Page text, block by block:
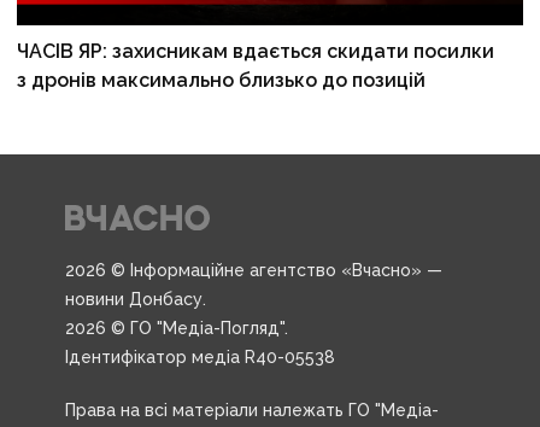
ЧАСІВ ЯР: захисникам вдається скидати посилки
з дронів максимально близько до позицій
2026 © Інформаційне агентство «Вчасно» —
новини Донбасу.
2026 © ГО "Медіа-Погляд".
Ідентифікатор медіа R40-05538
Права на всі матеріали належать ГО "Медіа-